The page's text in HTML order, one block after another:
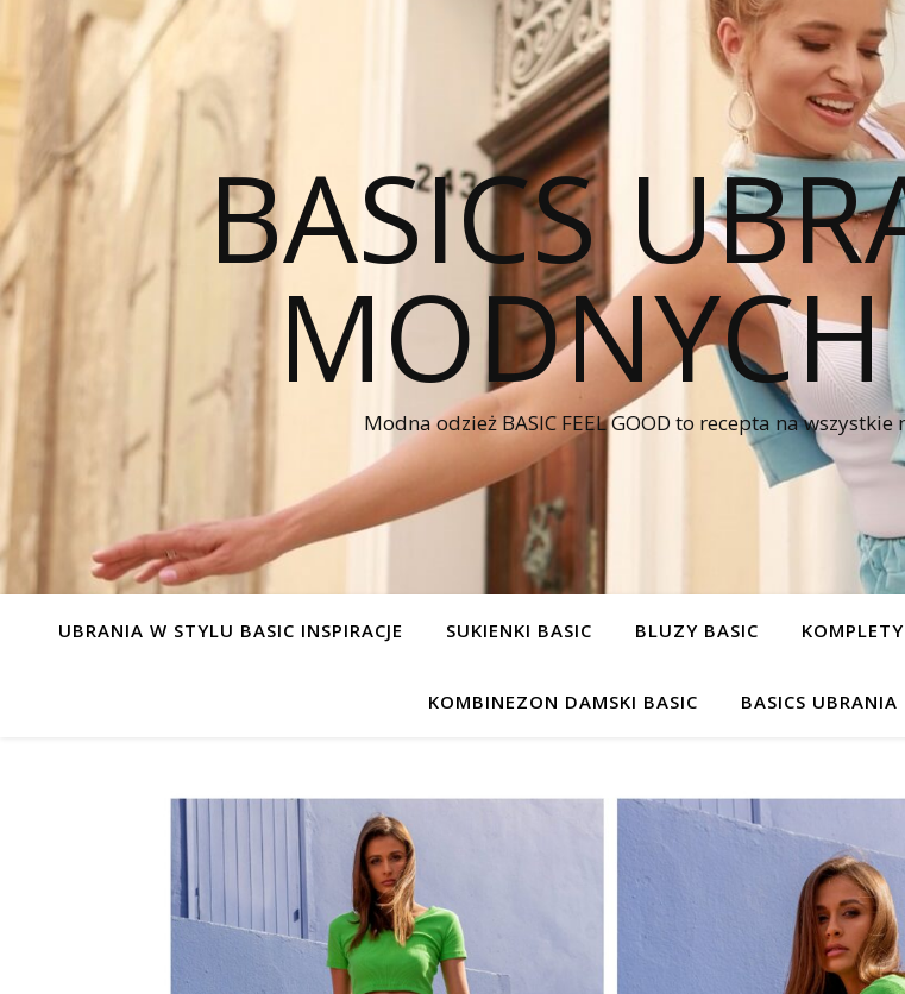
BASICS
Modna odzież BASIC FEEL GOOD to recepta na
UBRANIA W STYLU BASIC INSPIRACJE SUKIENKI BASIC BLUZY BASIC
KOMBINEZON DAMSKI BASIC BASICS UBRANIA